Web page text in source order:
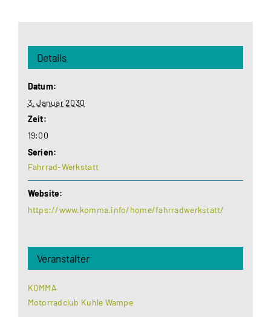
Details
Datum:
3. Januar 2030
Zeit:
19:00
Serien:
Fahrrad-Werkstatt
Website:
https://www.komma.info/home/fahrradwerkstatt/
Veranstalter
KOMMA
Motorradclub Kuhle Wampe